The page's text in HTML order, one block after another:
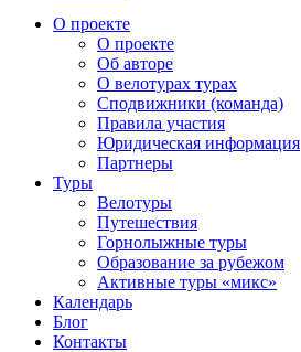
О проекте
О проекте
Об авторе
О велотурах турах
Сподвижники (команда)
Правила участия
Юридическая информация
Партнеры
Туры
Велотуры
Путешествия
Горнолыжные туры
Образование за рубежом
Активные туры «микс»
Календарь
Блог
Контакты